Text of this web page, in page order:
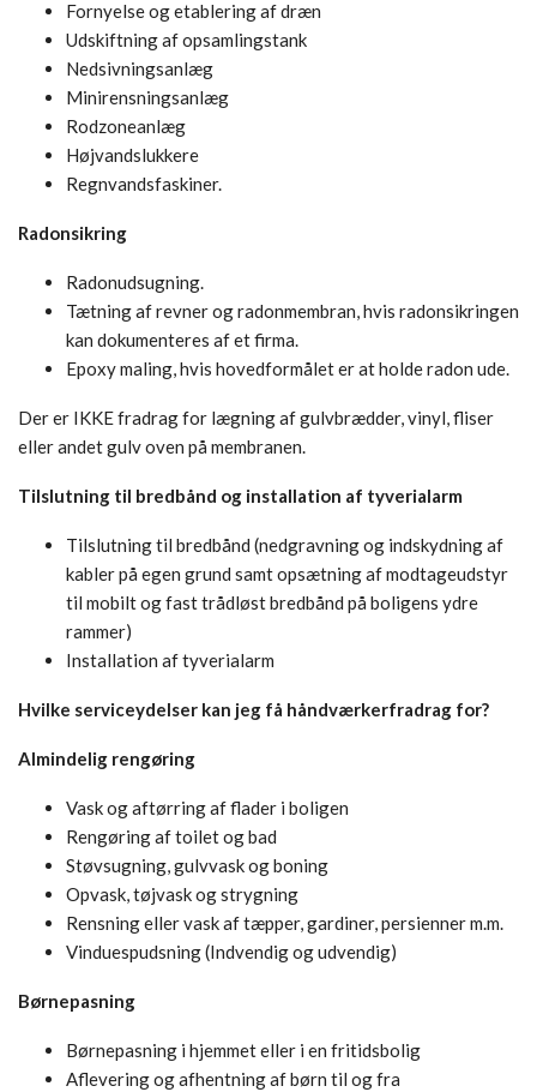
Fornyelse og etablering af dræn
Udskiftning af opsamlingstank
Nedsivningsanlæg
Minirensningsanlæg
Rodzoneanlæg
Højvandslukkere
Regnvandsfaskiner.
Radonsikring
Radonudsugning.
Tætning af revner og radonmembran, hvis radonsikringen
kan dokumenteres af et firma.
Epoxy maling, hvis hovedformålet er at holde radon ude.
Der er IKKE fradrag for lægning af gulvbrædder, vinyl, fliser
eller andet gulv oven på membranen.
Tilslutning til bredbånd og installation af tyverialarm
Tilslutning til bredbånd (nedgravning og indskydning af
kabler på egen grund samt opsætning af modtageudstyr
til mobilt og fast trådløst bredbånd på boligens ydre
rammer)
Installation af tyverialarm
Hvilke serviceydelser kan jeg få håndværkerfradrag for?
Almindelig rengøring
Vask og aftørring af flader i boligen
Rengøring af toilet og bad
Støvsugning, gulvvask og boning
Opvask, tøjvask og strygning
Rensning eller vask af tæpper, gardiner, persienner m.m.
Vinduespudsning (Indvendig og udvendig)
Børnepasning
Børnepasning i hjemmet eller i en fritidsbolig
Aflevering og afhentning af børn til og fra